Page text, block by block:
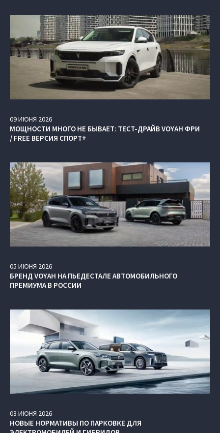
09ИЮНЯ 2026
МОЩНОСТИ МНОГО НЕ БЫВАЕТ: ТЕСТ-ДРАЙВ VOYAH ФРИ
/ FREE ВЕРСИЯ СПОРТ+
05 ИЮНЯ 2026
БРЕНД VOYAH НА ПЬЕДЕСТАЛЕ АВТОМОБИЛЬНОГО
ПРЕМИУМА В РОССИИ
03 ИЮНЯ 2026
НОВЫЕ НОРМАТИВЫ ПО ПАРКОВКЕ ДЛЯ